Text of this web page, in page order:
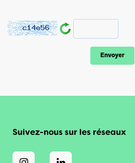
Suivez-nous sur les réseaux